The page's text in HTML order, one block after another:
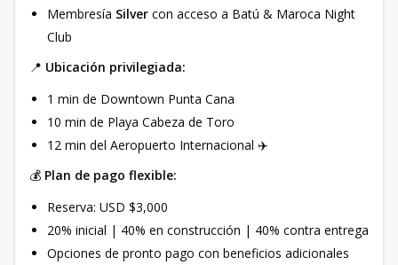
Membresía Silver con acceso a Batú & Maroca Night
Club
📍 Ubicación privilegiada:
1 min de Downtown Punta Cana
10 min de Playa Cabeza de Toro
12 min del Aeropuerto Internacional ✈️
💰 Plan de pago flexible:
Reserva: USD $3,000
20% inicial | 40% en construcción | 40% contra entrega
Opciones de pronto pago con beneficios adicionales